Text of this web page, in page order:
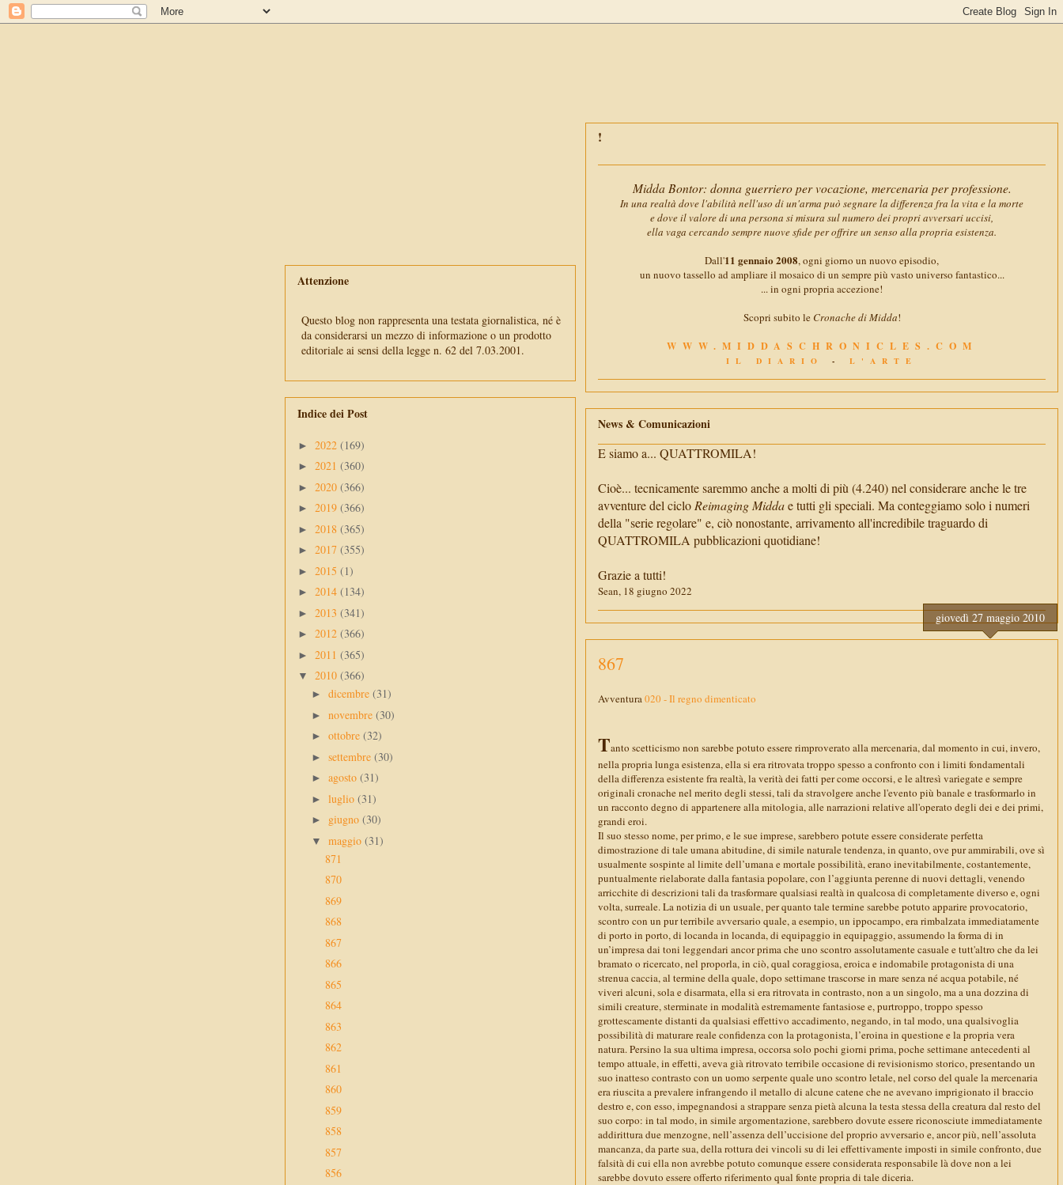
Midda Bontor: donna guerriero per vocazione, mercenaria per professione.
In una realtà dove l'abilità nell'uso di un'arma può segnare la differenza fra la vita e la morte
e dove il valore di una persona si misura sul numero dei propri avversari uccisi,
ella vaga cercando sempre nuove sfide per offrire un senso alla propria esistenza.
Dall'11 gennaio 2008, ogni giorno un nuovo episodio,
un nuovo tassello ad ampliare il mosaico di un sempre più vasto universo fantastico...
... in ogni propria accezione!
Scopri subito le Cronache di Midda!
WWW.MIDDASCHRONICLES.COM
IL DIARIO - L'ARTE
News & Comunicazioni
E siamo a... QUATTROMILA!
Cioè... tecnicamente saremmo anche a molti di più (4.240) nel considerare anche le tre
avventure del cicloReimaging Middae tutti gli speciali. Ma conteggiamo solo i numeri
della "serie regolare" e, ciò nonostante, arrivamento all'incredibile traguardo di
QUATTROMILA pubblicazioni quotidiane!
Grazie a tutti!
Sean, 18 giugno 2022
giovedì 27 maggio 2010
867
Avventura020 - Il regno dimenticato
Tanto scetticismo non sarebbe potuto essere rimproverato alla mercenaria, dal momento in cui, invero,
nella propria lunga esistenza, ella si era ritrovata troppo spesso a confronto con i limiti fondamentali
della differenza esistente fra realtà, la verità dei fatti per come occorsi, e le altresì variegate e sempre
originali cronache nel merito degli stessi, tali da stravolgere anche l'evento più banale e trasformarlo in
un racconto degno di appartenere alla mitologia, alle narrazioni relative all'operato degli dei e dei primi,
grandi eroi.
Il suo stesso nome, per primo, e le sue imprese, sarebbero potute essere considerate perfetta
dimostrazione di tale umana abitudine, di simile naturale tendenza, in quanto, ove pur ammirabili, ove sì
usualmente sospinte al limite dell’umana e mortale possibilità, erano inevitabilmente, costantemente,
puntualmente rielaborate dalla fantasia popolare, con l’aggiunta perenne di nuovi dettagli, venendo
arricchite di descrizioni tali da trasformare qualsiasi realtà in qualcosa di completamente diverso e, ogni
volta, surreale. La notizia di un usuale, per quanto tale termine sarebbe potuto apparire provocatorio,
scontro con un pur terribile avversario quale, a esempio, un ippocampo, era rimbalzata immediatamente
di porto in porto, di locanda in locanda, di equipaggio in equipaggio, assumendo la forma di in
un’impresa dai toni leggendari ancor prima che uno scontro assolutamente casuale e tutt'altro che da lei
bramato o ricercato, nel proporla, in ciò, qual coraggiosa, eroica e indomabile protagonista di una
strenua caccia, al termine della quale, dopo settimane trascorse in mare senza né acqua potabile, né
viveri alcuni, sola e disarmata, ella si era ritrovata in contrasto, non a un singolo, ma a una dozzina di
simili creature, sterminate in modalità estremamente fantasiose e, purtroppo, troppo spesso
grottescamente distanti da qualsiasi effettivo accadimento, negando, in tal modo, una qualsivoglia
possibilità di maturare reale confidenza con la protagonista, l’eroina in questione e la propria vera
natura. Persino la sua ultima impresa, occorsa solo pochi giorni prima, poche settimane antecedenti al
tempo attuale, in effetti, aveva già ritrovato terribile occasione di revisionismo storico, presentando un
suo inatteso contrasto con un uomo serpente quale uno scontro letale, nel corso del quale la mercenaria
era riuscita a prevalere infrangendo il metallo di alcune catene che ne avevano imprigionato il braccio
destro e, con esso, impegnandosi a strappare senza pietà alcuna la testa stessa della creatura dal resto del
suo corpo: in tal modo, in simile argomentazione, sarebbero dovute essere riconosciute immediatamente
addirittura due menzogne, nell’assenza dell’uccisione del proprio avversario e, ancor più, nell’assoluta
mancanza, da parte sua, della rottura dei vincoli su di lei effettivamente imposti in simile confronto, due
falsità di cui ella non avrebbe potuto comunque essere considerata responsabile là dove non a lei
sarebbe dovuto essere offerto riferimento qual fonte propria di tale diceria.
Attenzione
Questo blog non rappresenta una testata giornalistica, né è
da considerarsi un mezzo di informazione o un prodotto
editoriale ai sensi della legge n. 62 del 7.03.2001.
Indice dei Post
► 2022 (169)
► 2021 (360)
► 2020 (366)
► 2019 (366)
► 2018 (365)
► 2017 (355)
► 2015 (1)
► 2014 (134)
► 2013 (341)
► 2012 (366)
► 2011 (365)
▼ 2010 (366)
► dicembre (31)
► novembre (30)
► ottobre (32)
► settembre (30)
► agosto (31)
► luglio (31)
► giugno (30)
▼ maggio (31)
871
870
869
868
867
866
865
864
863
862
861
860
859
858
857
856